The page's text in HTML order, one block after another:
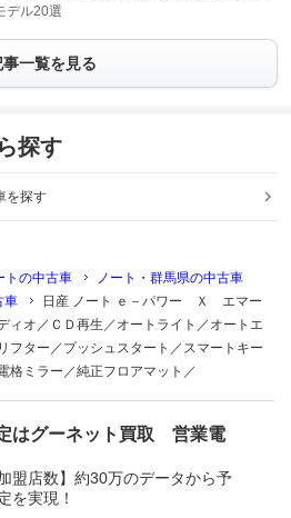
デル20選
事一覧を見る
探す
を探す
トの中古車
ノート・群馬県の中古車
車
日産 ノート ｅ－パワー Ｘ エマー
ィオ／ＣＤ再生／オートライト／オートエ
フター／プッシュスタート／スマートキー
格ミラー／純正フロアマット／
はグーネット買取 営業電
盟店数】約30万のデータから予
を実現！